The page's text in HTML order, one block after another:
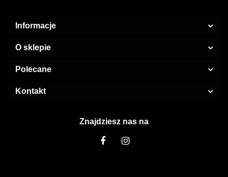
Informacje
O sklepie
Polecane
Kontakt
Znajdziesz nas na